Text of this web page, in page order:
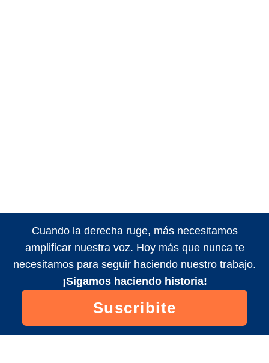
Cuando la derecha ruge, más necesitamos
amplificar nuestra voz. Hoy más que nunca te
necesitamos para seguir haciendo nuestro trabajo.
¡Sigamos haciendo historia!
Suscribite